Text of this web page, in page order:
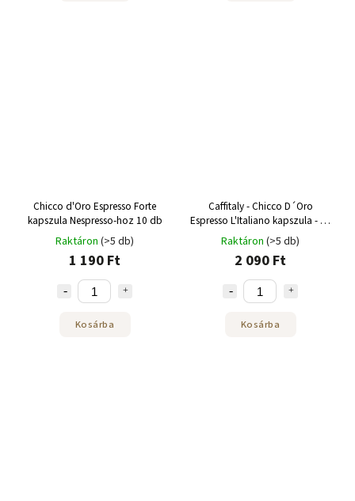
Chicco d'Oro Espresso Forte
kapszula Nespresso-hoz 10 db
Raktáron (>5 db)
1 190 Ft
Kosárba
Caffitaly - Chicco D´Oro
Espresso L'Italiano kapszula - 10
adag
Raktáron (>5 db)
2 090 Ft
Kosárba